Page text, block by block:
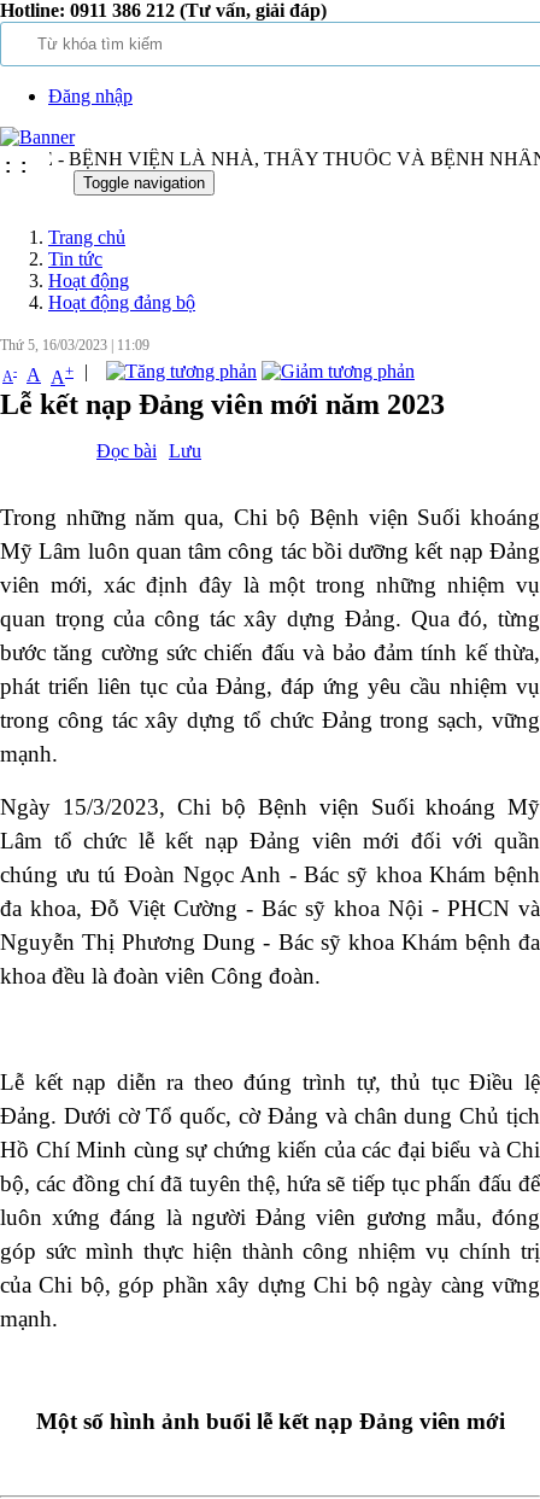
Hotline: 0911 386 212 (Tư vấn, giải đáp)
Đăng nhập
: : - BỆNH VIỆN LÀ NHÀ, THẦY THUỐC VÀ BỆNH
Toggle navigation
Trang chủ
Tin tức
Hoạt động
Hoạt động đảng bộ
Thứ 5, 16/03/2023
11:09
A- A A+ |
Lễ kết nạp Đảng viên mới năm 2023
Đọc bài Lưu
Trong những năm qua, Chi bộ Bệnh viện Suối khoáng
Mỹ Lâm luôn quan tâm công tác bồi dưỡng kết nạp Đảng
viên mới, xác định đây là một trong những nhiệm vụ
quan trọng của công tác xây dựng Đảng. Qua đó, từng
bước tăng cường sức chiến đấu và bảo đảm tính kế thừa,
phát triển liên tục của Đảng, đáp ứng yêu cầu nhiệm vụ
trong công tác xây dựng tổ chức Đảng trong sạch, vững
mạnh.
Ngày 15/3/2023, Chi bộ Bệnh viện Suối khoáng Mỹ
Lâm tổ chức lễ kết nạp Đảng viên mới đối với quần
chúng ưu tú Đoàn Ngọc Anh - Bác sỹ khoa Khám bệnh
đa khoa, Đỗ Việt Cường - Bác sỹ khoa Nội - PHCN và
Nguyễn Thị Phương Dung - Bác sỹ khoa Khám bệnh đa
khoa đều là đoàn viên Công đoàn.
Lễ kết nạp diễn ra theo đúng trình tự, thủ tục Điều lệ
Đảng. Dưới cờ Tổ quốc, cờ Đảng và chân dung Chủ tịch
Hồ Chí Minh cùng sự chứng kiến của các đại biểu và Chi
bộ, các đồng chí đã tuyên thệ, hứa sẽ tiếp tục phấn đấu để
luôn xứng đáng là người Đảng viên gương mẫu, đóng
góp sức mình thực hiện thành công nhiệm vụ chính trị
của Chi bộ, góp phần xây dựng Chi bộ ngày càng vững
mạnh.
Một số hình ảnh buổi lễ kết nạp Đảng viên mới